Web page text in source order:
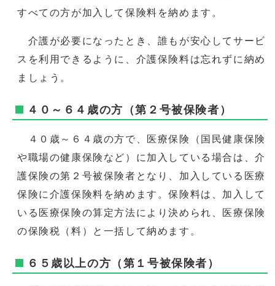
すべての方が加入して保険料を納めます。
介護が必要になったとき、誰もが安心してサービ
スを利用できるように、介護保険料は忘れずに納め
ましょう。
４０～６４歳の方（第２号被保険者）
４０歳～６４歳の方で、医療保険（国民健康保険
や職場の健康保険など）に加入している場合は、介
護保険の第２号被保険者となり、加入している医療
保険に介護保険料を納めます。保険料は、加入して
いる医療保険の算定方法により決められ、医療保険
の保険税（料）と一括して納めます。
６５歳以上の方（第１号被保険者）